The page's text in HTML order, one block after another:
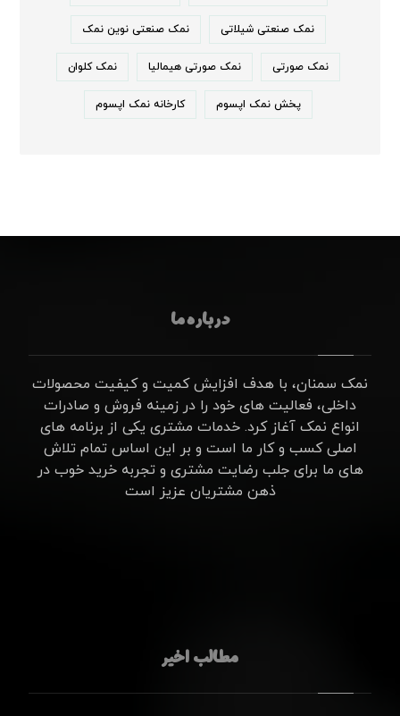
نمک صنعتی شیلاتی نمک صنعتی نوین نمک
نمک صورتی نمک صورتی هیمالیا نمک کلوان
پخش نمک اپسوم کارخانه نمک اپسوم
درباره ما
نمک سمنان، با هدف افزایش کمیت و کیفیت محصولات
داخلی، فعالیت های خود را در زمینه فروش و صادرات
انواع نمک آغاز کرد. خدمات مشتری یکی از برنامه های
اصلی کسب و کار ما است و بر این اساس تمام تلاش
های ما برای جلب رضایت مشتری و تجربه خرید خوب در
ذهن مشتریان عزیز است
مطالب اخیر